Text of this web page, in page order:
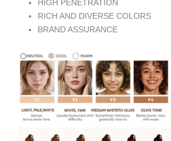
HIGH PENETRATION
RICH AND DIVERSE COLORS
BRAND ASSURANCE